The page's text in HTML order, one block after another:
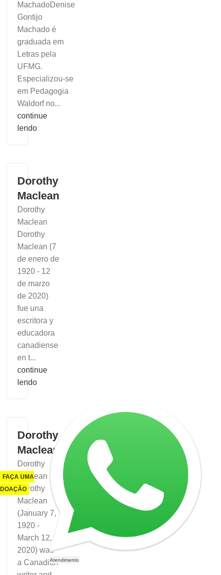
MachadoDenise
Gontijo
Machado é
graduada em
Letras pela
UFMG.
Especializou-se
em Pedagogia
Waldorf no...
continue
lendo
Dorothy
Maclean
Dorothy
Maclean
Dorothy
Maclean (7
de enero de
1920 - 12
de marzo
de 2020)
fue una
escritora y
educadora
canadiense
en t...
continue
lendo
Dorothy
Maclean
Dorothy
Maclean
Dorothy
Maclean
(January 7,
1920 -
March 12,
2020) was
a Canadian
FAÇA UMA
DOAÇÃO
Atendimento